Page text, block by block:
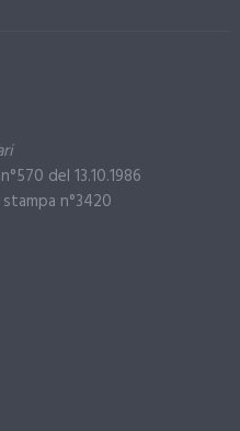
del 13.10.1986
n°3420